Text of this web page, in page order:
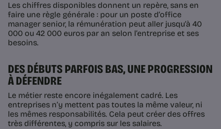
Les chiffres disponibles donnent un repère, sans en
faire une règle générale : pour un poste d’office
manager senior, la rémunération peut aller jusqu’à 40
000 ou 42 000 euros par an selon l’entreprise et ses
besoins.
DES DÉBUTS PARFOIS BAS, UNE PROGRESSION
À DÉFENDRE
Le métier reste encore inégalement cadré. Les
entreprises n’y mettent pas toutes la même valeur, ni
les mêmes responsabilités. Cela peut créer des offres
très différentes, y compris sur les salaires.